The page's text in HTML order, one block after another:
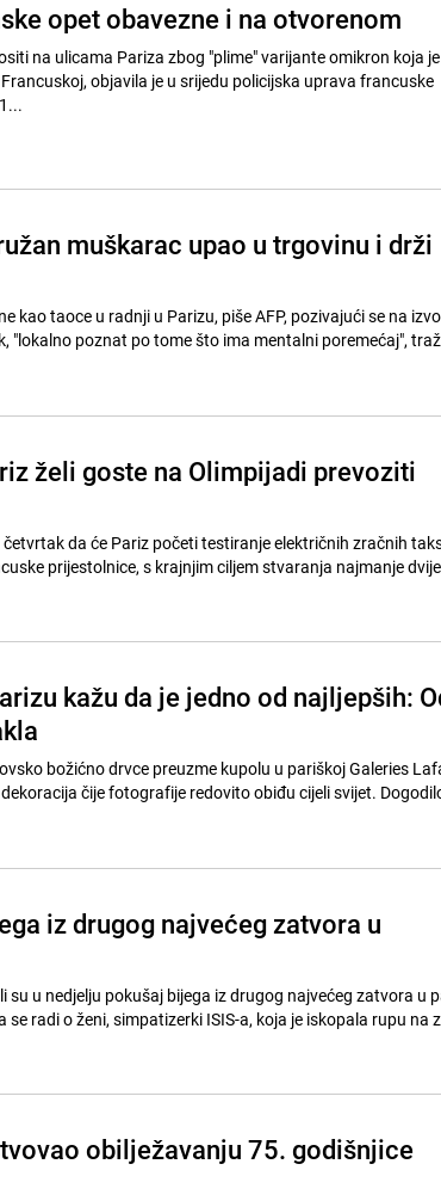
opet obavezne i na otvorenom
na ulicama Pariza zbog "plime" varijante omikron koja
objavila je u srijedu policijska uprava francuske
muškarac upao u trgovinu i drži
kao taoce u radnji u Parizu, piše AFP, pozivajući se na
"lokalno poznat po tome što ima mentalni poremećaj",
želi goste na Olimpijadi prevoziti
da će Pariz početi testiranje električnih zračnih
prijestolnice, s krajnjim ciljem stvaranja najmanje dvije
kažu da je jedno od najljepših:
božićno drvce preuzme kupolu u pariškoj Galeries
čije fotografije redovito obiđu cijeli svijet.
iz drugog najvećeg zatvora u
u nedjelju pokušaj bijega iz drugog najvećeg zatvora u
radi o ženi, simpatizerki ISIS-a, koja je iskopala rupu na
obilježavanju 75. godišnjice